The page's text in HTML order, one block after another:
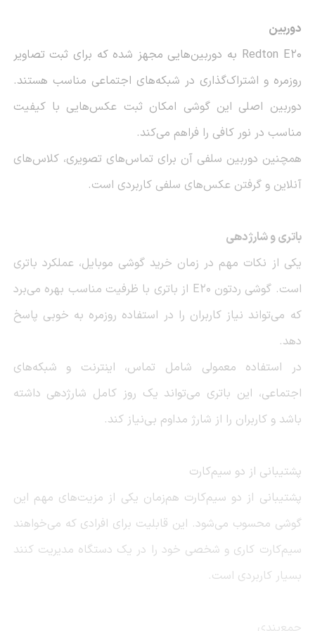
دوربین
Redton E20 به دوربین‌هایی مجهز شده که برای ثبت تصاویر
روزمره و اشتراک‌گذاری در شبکه‌های اجتماعی مناسب هستند.
دوربین اصلی این گوشی امکان ثبت عکس‌هایی با کیفیت
مناسب در نور کافی را فراهم می‌کند.
همچنین دوربین سلفی آن برای تماس‌های تصویری، کلاس‌های
آنلاین و گرفتن عکس‌های سلفی کاربردی است.
باتری و شارژدهی
یکی از نکات مهم در زمان خرید گوشی موبایل، عملکرد باتری
است. گوشی ردتون E20 از باتری با ظرفیت مناسب بهره می‌برد
که می‌تواند نیاز کاربران را در استفاده روزمره به خوبی پاسخ
دهد.
در استفاده معمولی شامل تماس، اینترنت و شبکه‌های
اجتماعی، این باتری می‌تواند یک روز کامل شارژدهی داشته
باشد و کاربران را از شارژ مداوم بی‌نیاز کند.
پشتیبانی از دو سیم‌کارت
پشتیبانی از دو سیم‌کارت هم‌زمان یکی از مزیت‌های مهم این
گوشی محسوب می‌شود. این قابلیت برای افرادی که می‌خواهند
سیم‌کارت کاری و شخصی خود را در یک دستگاه مدیریت کنند
بسیار کاربردی است.